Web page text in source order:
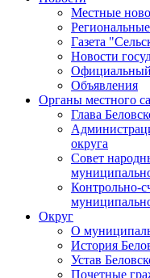
Местные
Газета
Новости
Объявления
Органы местного
Глава
округа
Совет
Контрольно-
Округ
О
История
Устав
Почетные